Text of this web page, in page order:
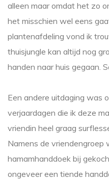
alleen maar omdat het zo
het misschien wel eens
plantenafdeling vond ik
thuisjungle kan altijd nog
handen naar huis gegaan.
Een andere uitdaging was
verjaardagen die ik deze
vriendin heel graag
Namens de vriendengroep
hamamhanddoek bij
ongeveer een tiende